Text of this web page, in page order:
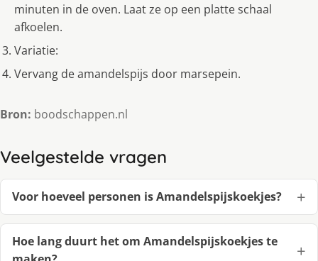
minuten in de oven. Laat ze op een platte schaal
afkoelen.
Variatie:
Vervang de amandelspijs door marsepein.
Bron: boodschappen.nl
Veelgestelde vragen
Voor hoeveel personen is Amandelspijskoekjes?
Hoe lang duurt het om Amandelspijskoekjes te